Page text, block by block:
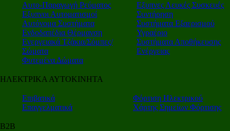
Αυτο-Παραγωγή Ρεύματος
Εξυπνοι Αυτοματισμοί
Αυτόνομα Συστήματα
Ενδοδαπέδια Θέρμανση
Ενεργειακά Τζάκια/Σόμπες/
Σώματα
Φυτεμένα Δώματα
Εξυπνες Λευκές Συσκευές
Συντήρηση
Συστήματα Εξαερισμού
Υγραέριο
Συστήματα Αποθήκευσης
Ενέργειας
ΗΛΕΚΤΡΙΚΑ ΑΥΤΟΚΙΝΗΤΑ
Επιβατικά
Επαγγελματικά
Φόρτιση Ηλεκτρικού
Χάρτης Σημείων Φόρτισης
Β2Β